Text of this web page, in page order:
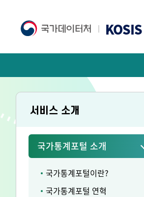
KOSIS
서비스 소개
국가통계포털 소개
국가통계포털이란?
국가통계포털 연혁